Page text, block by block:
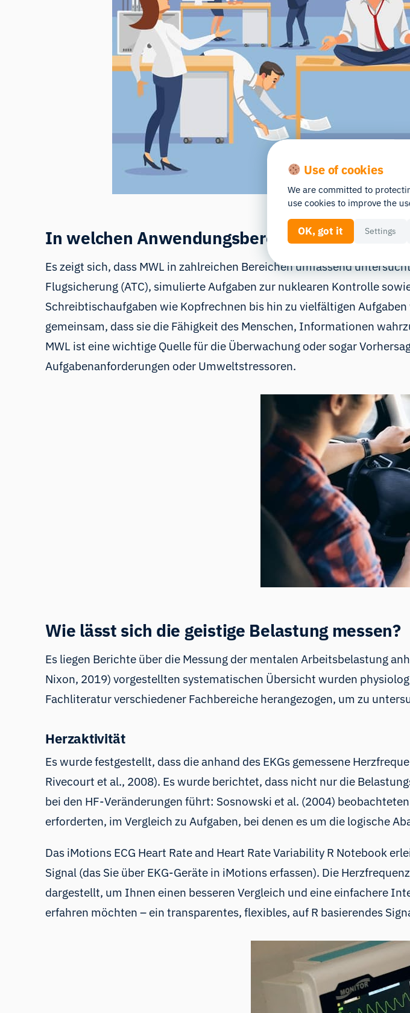
In welchen Anwendungsbereichen wurde
Es zeigt sich, dass MWL in zahlreichen Bereichen umfassend
Flugsicherung (ATC), simulierte Aufgaben zur nuklearen Kontrolle
Schreibtischaufgaben wie Kopfrechnen bis hin zu vielfältigen
gemeinsam, dass sie die Fähigkeit des Menschen, Informationen
MWL ist eine wichtige Quelle für die Überwachung oder sogar
Aufgabenanforderungen oder Umweltstressoren.
Wie lässt sich die geistige Belastung messen?
Es liegen Berichte über die Messung der mentalen Arbeitsbelastung
Nixon, 2019) vorgestellten systematischen Übersicht wurden
Fachliteratur verschiedener Fachbereiche herangezogen, um zu
Herzaktivität
Es wurde festgestellt, dass die anhand des EKGs gemessene
Rivecourt et al., 2008). Es wurde berichtet, dass nicht nur die
bei den HF-Veränderungen führt: Sosnowski et al. (2004)
erforderten, im Vergleich zu Aufgaben, bei denen es um die logische
Das iMotions ECG Heart Rate and Heart Rate Variability R Notebook
Signal (das Sie über EKG-Geräte in iMotions erfassen). Die
dargestellt, um Ihnen einen besseren Vergleich und eine einfachere
erfahren möchten – ein transparentes, flexibles, auf R basierendes
Use of cookies
We are committed to
use cookies to improve the
OK, got it Settings